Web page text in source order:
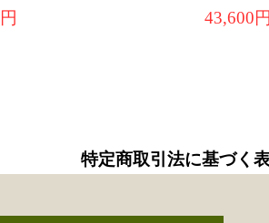
43,600円
特定商取引法に基づく